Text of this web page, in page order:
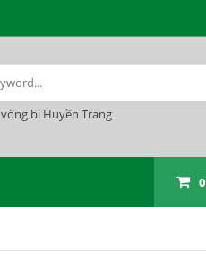
vòng bi Huyền Trang
0